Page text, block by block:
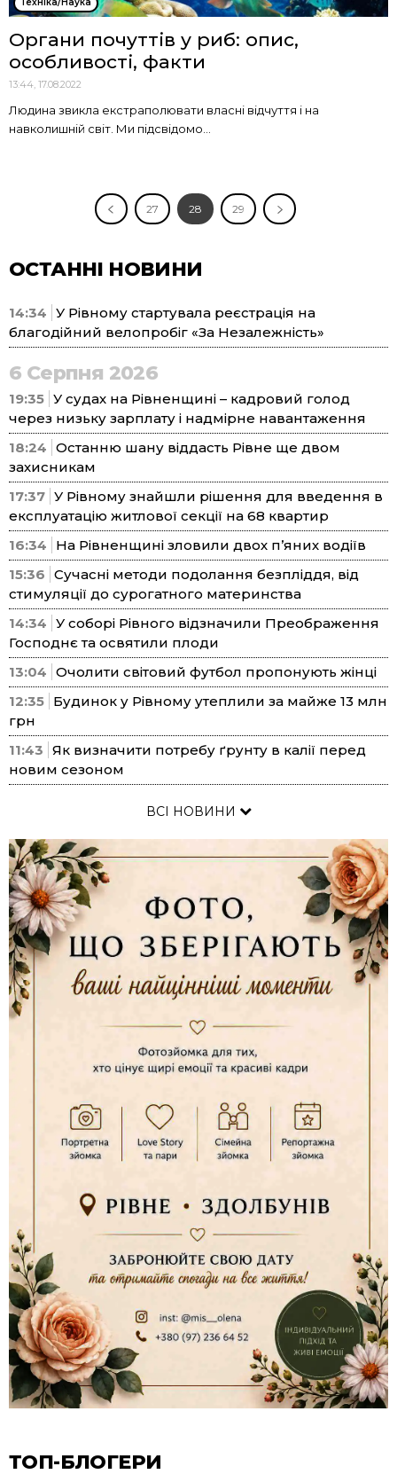
Органи почуттів у риб: опис,
особливості, факти
13:44, 17.08.2022
Людина звикла екстраполювати власні відчуття і на
навколишній світ. Ми підсвідомо...
27 28 29
ОСТАННІ НОВИНИ
14:34 У Рівному стартувала реєстрація на
благодійний велопробіг «За Незалежність»
6 Серпня 2026
19:35 У судах на Рівненщині – кадровий голод
через низьку зарплату і надмірне навантаження
18:24 Останню шану віддасть Рівне ще двом
захисникам
17:37 У Рівному знайшли рішення для введення в
експлуатацію житлової секції на 68 квартир
16:34
На Рівненщині зловили двох п’яних водіїв
15:36 Сучасні методи подолання безпліддя, від
стимуляції до сурогатного материнства
14:34 У соборі Рівного відзначили Преображення
Господнє та освятили плоди
13:04 Очолити світовий футбол пропонують жінці
12:35 Будинок у Рівному утеплили за майже 13 млн
грн
11:43 Як визначити потребу ґрунту в калії перед
новим сезоном
ВСІ НОВИНИ
ТОП-БЛОГЕРИ